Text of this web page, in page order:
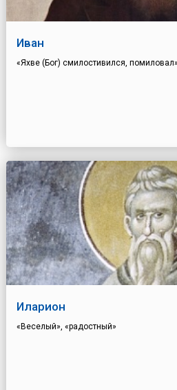
Иван
«Яхве (Бог) смилостивился,
Иларион
«Веселый», «радостный»